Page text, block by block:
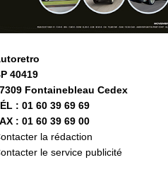
40419
Fontainebleau Cedex
: 01 60 39 69 69
: 01 60 39 69 00
la rédaction
le service publicité